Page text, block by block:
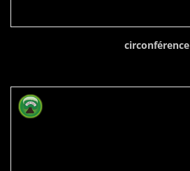
circonférence